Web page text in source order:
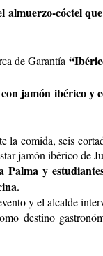
cóctel
de Garantía
jamón ibérico y
comida, seis
jamón ibérico de
y
y el alcalde
destino